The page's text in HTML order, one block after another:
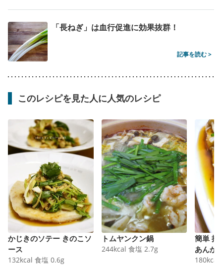
「長ねぎ」は血行促進に効果抜群！
記事を読む >
このレシピを見た人に人気のレシピ
かじきのソテー きのこソ
ース
132kcal 食塩 0.6g
トムヤンクン鍋
244kcal 食塩 2.7g
簡単 揚
あんか
180kcal